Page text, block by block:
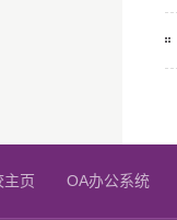
主页 OA办公系统